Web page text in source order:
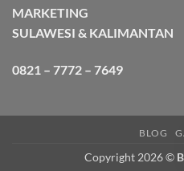
MARKETING
SULAWESI & KALIMANTAN
0821 – 7772 – 7649
BLOG
Copyright 2026 ©